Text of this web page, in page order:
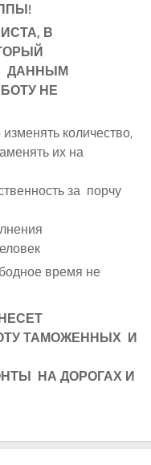
В
ДАННЫМ
НЕ
количество,
их на
за порчу
время не
ТАМОЖЕННЫХ И
НА ДОРОГАХ И